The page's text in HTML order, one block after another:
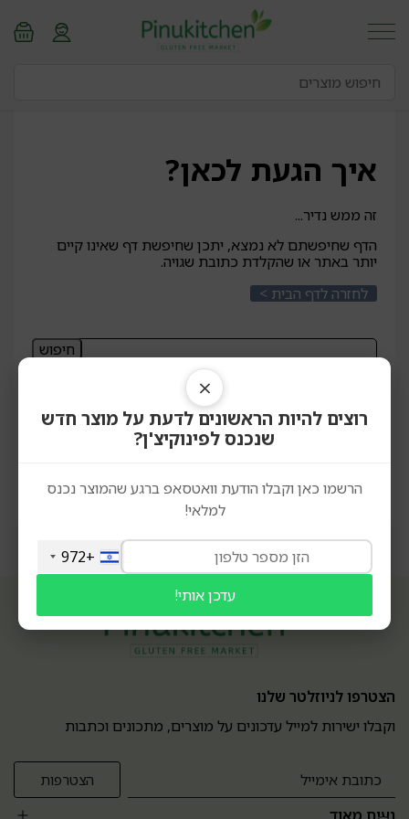
איך הגעת לכאן?
זה ממש נדיר...
הדף שחיפשתם לא נמצא, יתכן שחיפשת דף שאינו קיים
יותר באתר או שהקלדת כתובת שגויה.
לחזרה לדף הבית >
חיפוש:
0747-399434
orders.pinukitchen@gmail.com
הצטרפו לניוזלטר שלנו
וקבלו ישירות למייל עדכונים על מוצרים, מתכונים וכתבות
רוצים להיות הראשונים לדעת על מוצר חדש
שנכנס לפינוקיצ'ן?
×
הרשמו כאן וקבלו הודעת וואטסאפ ברגע שהמוצר נכנס
למלאי!
+972
עדכן אותי!